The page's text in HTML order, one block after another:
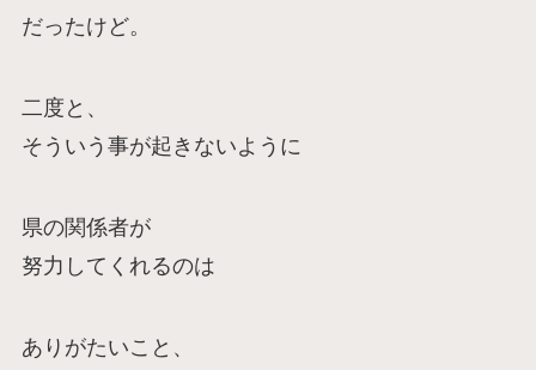
だったけど。
二度と、
そういう事が起きないように
県の関係者が
努力してくれるのは
ありがたいこと、